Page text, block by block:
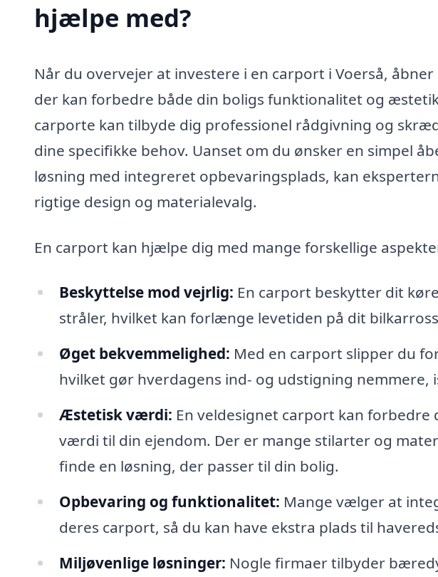
hjælpe med?
Når du overvejer at investere i en carport i Voerså,
der kan forbedre både din boligs funktionalitet og
carporte kan tilbyde dig professionel rådgivning og
dine specifikke behov. Uanset om du ønsker en simpel
løsning med integreret opbevaringsplads, kan
rigtige design og materialevalg.
En carport kan hjælpe dig med mange forskellige
Beskyttelse mod vejrlig: En carport beskytter dit
stråler, hvilket kan forlænge levetiden på dit
Øget bekvemmelighed: Med en carport slipper du
hvilket gør hverdagens ind- og udstigning nemmere,
Æstetisk værdi: En veldesignet carport kan forbedre
værdi til din ejendom. Der er mange stilarter og
finde en løsning, der passer til din bolig.
Opbevaring og funktionalitet: Mange vælger at
deres carport, så du kan have ekstra plads til
Miljøvenlige løsninger: Nogle firmaer tilbyder